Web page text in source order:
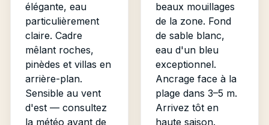
élégante, eau
particulièrement
claire. Cadre
mêlant roches,
pinèdes et villas en
arrière-plan.
Sensible au vent
d'est — consultez
la météo avant de
beaux mouillages
de la zone. Fond
de sable blanc,
eau d'un bleu
exceptionnel.
Ancrage face à la
plage dans 3–5 m.
Arrivez tôt en
haute saison.